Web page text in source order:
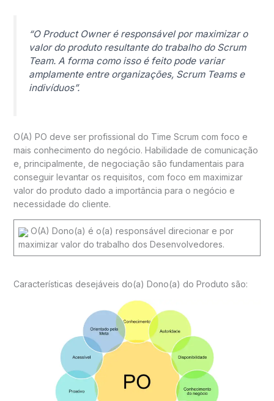
“O Product Owner é responsável por maximizar o
valor do produto resultante do trabalho do Scrum
Team. A forma como isso é feito pode variar
amplamente entre organizações, Scrum Teams e
indivíduos”.
O(A) PO deve ser profissional do Time Scrum com foco e
mais conhecimento do negócio. Habilidade de comunicação
e, principalmente, de negociação são fundamentais para
conseguir levantar os requisitos, com foco em maximizar
valor do produto dado a importância para o negócio e
necessidade do cliente.
O(A) Dono(a) é o(a) responsável direcionar e por
maximizar valor do trabalho dos Desenvolvedores.
Características desejáveis do(a) Dono(a) do Produto são: